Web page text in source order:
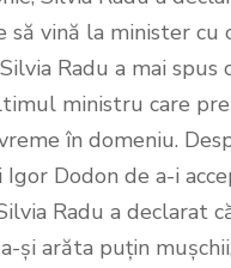
să vină la minister cu
Radu a mai spus
ministru care
în domeniu.
Dodon de a-i
Radu a declarat
și arăta puțin